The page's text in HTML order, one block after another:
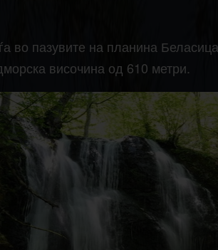
во пазувите на планина
височина од 610 метри.